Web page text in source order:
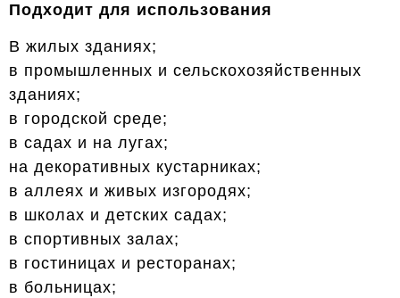
Подходит для использования
В жилых зданиях;
в промышленных и сельскохозяйственных
зданиях;
в городской среде;
в садах и на лугах;
на декоративных кустарниках;
в аллеях и живых изгородях;
в школах и детских садах;
в спортивных залах;
в гостиницах и ресторанах;
в больницах;